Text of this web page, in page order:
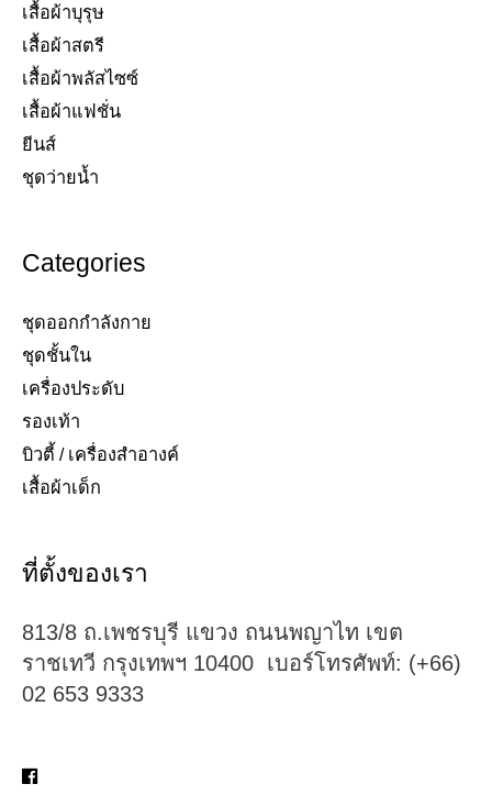
เสื้อผ้าบุรุษ
เสื้อผ้าสตรี​
เสื้อผ้าพลัสไซซ์​
เสื้อผ้าแฟชั่น​
ยีนส์​
ชุดว่ายน้ำ​
Categories
ชุดออกกำลังกาย
ชุดชั้นใน
เครื่องประดับ​
รองเท้า​
บิวตี้ / เครื่องสำอางค์
เสื้อผ้าเด็ก
ที่ตั้งของเรา
813/8 ถ.เพชรบุรี แขวง ถนนพญาไท เขต
ราชเทวี กรุงเทพฯ 10400 เบอร์โทรศัพท์: (+66)
02 653 9333